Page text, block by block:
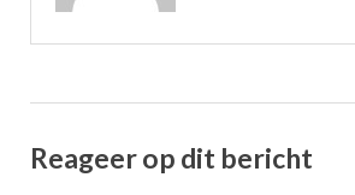
Reageer op dit bericht